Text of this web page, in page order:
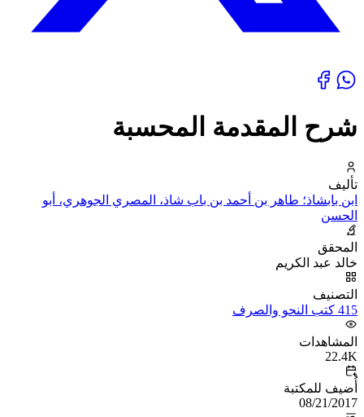
شرح المقدمة المحسبة
تأليف
ابن بابشاذ؛ طاهر بن أحمد بن باب شاذ، المصري الجوهري، أبو
الحسن
المحقق
خالد عبد الكريم
التصنيف
415 كتب النحو والصرف
المشاهدات
22.4K
أُضيف للمكتبة
08/21/2017